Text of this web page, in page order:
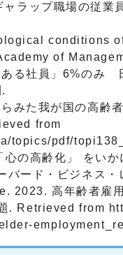
ラップ職場の従業
conditions
of
る社員」6%のみ
みた我が国の高齢
from
topics/pdf/
の高齢化」 をい
バード・ビジネス
2023. 高年齢者雇
. Retrieved from